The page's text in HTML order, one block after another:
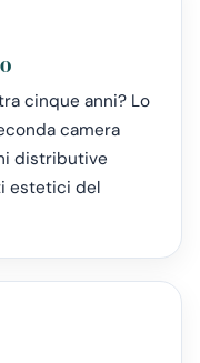
cinque anni? Lo
camera
distributive
estetici del